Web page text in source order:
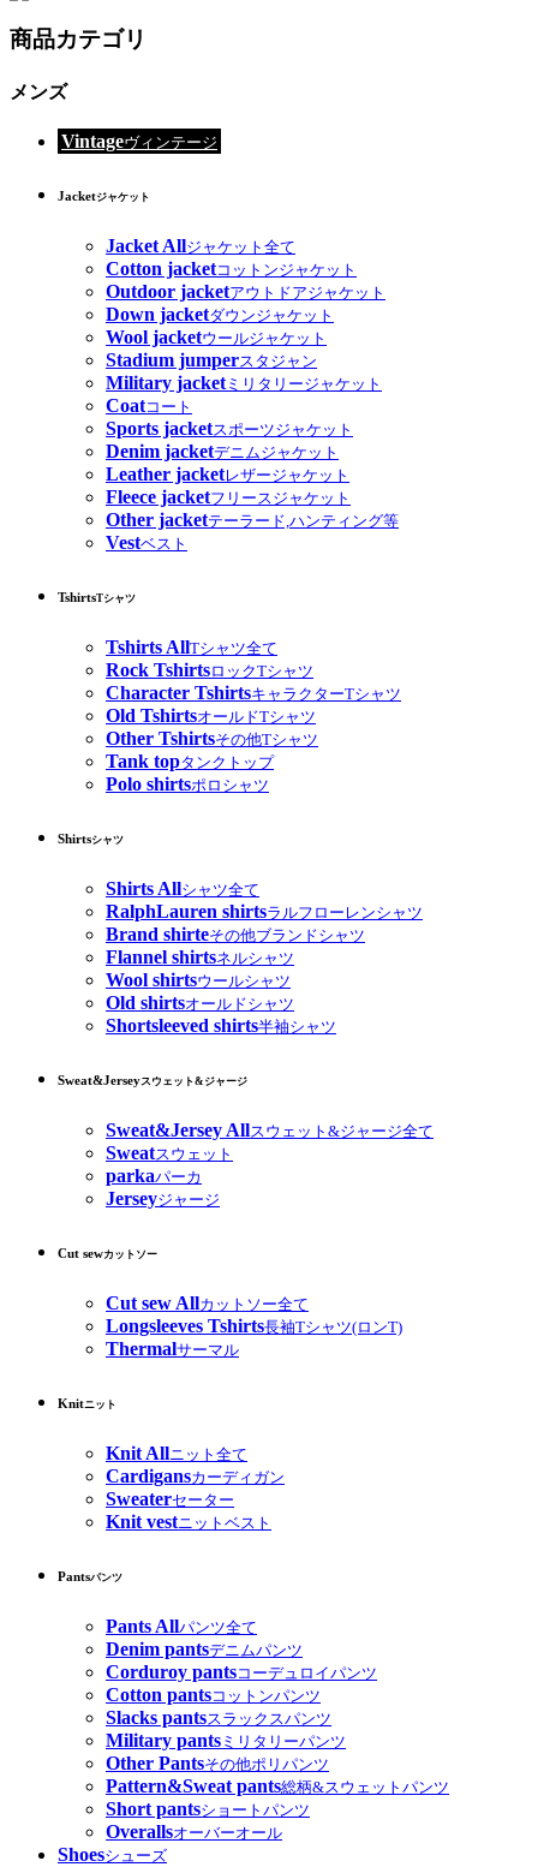
商品カテゴリ
メンズ
Vintageヴィンテージ
Jacketジャケット
Jacket Allジャケット全て
Cotton jacketコットンジャケット
Outdoor jacketアウトドアジャケット
Down jacketダウンジャケット
Wool jacketウールジャケット
Stadium jumperスタジャン
Military jacketミリタリージャケット
Coatコート
Sports jacketスポーツジャケット
Denim jacketデニムジャケット
Leather jacketレザージャケット
Fleece jacketフリースジャケット
Other jacketテーラード,ハンティング等
Vestベスト
TshirtsTシャツ
Tshirts AllTシャツ全て
Rock TshirtsロックTシャツ
Character TshirtsキャラクターTシャツ
Old TshirtsオールドTシャツ
Other Tshirtsその他Tシャツ
Tank topタンクトップ
Polo shirtsポロシャツ
Shirtsシャツ
Shirts Allシャツ全て
RalphLauren shirtsラルフローレンシャツ
Brand shirteその他ブランドシャツ
Flannel shirtsネルシャツ
Wool shirtsウールシャツ
Old shirtsオールドシャツ
Shortsleeved shirts半袖シャツ
Sweat&Jerseyスウェット&ジャージ
Sweat&Jersey Allスウェット&ジャージ全て
Sweatスウェット
parkaパーカ
Jerseyジャージ
Cut sewカットソー
Cut sew Allカットソー全て
Longsleeves Tshirts長袖Tシャツ(ロンT)
Thermalサーマル
Knitニット
Knit Allニット全て
Cardigansカーディガン
Sweaterセーター
Knit vestニットベスト
Pantsパンツ
Pants Allパンツ全て
Denim pantsデニムパンツ
Corduroy pantsコーデュロイパンツ
Cotton pantsコットンパンツ
Slacks pantsスラックスパンツ
Military pants ミリタリーパンツ
Other Pantsその他ポリパンツ
Pattern&Sweat pants総柄&スウェットパンツ
Short pantsショートパンツ
Overallsオーバーオール
Shoesシューズ